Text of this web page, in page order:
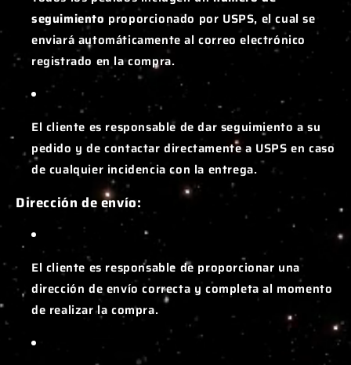
seguimiento proporcionado por USPS, el cual se
enviará automáticamente al correo electrónico
registrado en la compra.
El cliente es responsable de dar seguimiento a su
pedido y de contactar directamente a USPS en caso
de cualquier incidencia con la entrega.
Dirección de envío:
El cliente es responsable de proporcionar una
dirección de envío correcta y completa al momento
de realizar la compra.